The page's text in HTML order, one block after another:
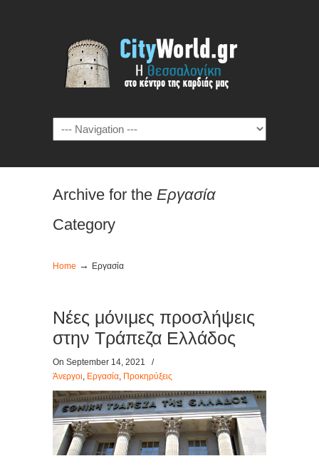
Archive for the Εργασία
Category
Home → Εργασία
Νέες μόνιμες προσλήψεις
στην Τράπεζα Ελλάδος
On September 14, 2021
/
Άνεργοι, Εργασία, Προκηρύξεις